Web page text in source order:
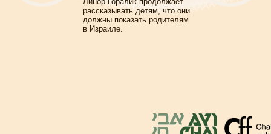
рассказывать детям, что они
должны показать родителям
в Израиле.